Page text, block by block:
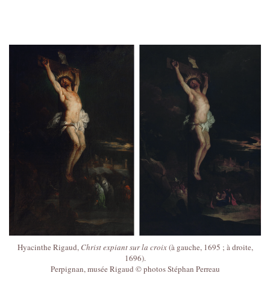
Hyacinthe Rigaud, Christ expiant sur la croix(à gauche, 1695 ; à droite,
1696).
Perpignan, musée Rigaud © photos Stéphan Perreau